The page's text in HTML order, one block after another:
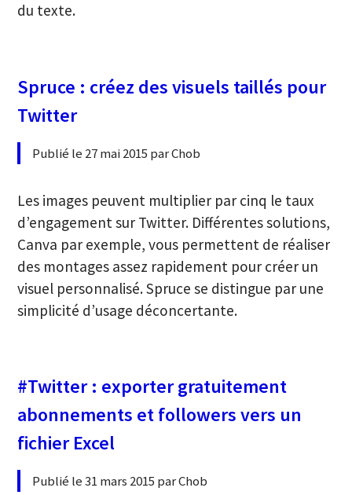
du texte.
Spruce : créez des visuels taillés pour
Twitter
Publié le 27 mai 2015 par Chob
Les images peuvent multiplier par cinq le taux
d’engagement sur Twitter. Différentes solutions,
Canva par exemple, vous permettent de réaliser
des montages assez rapidement pour créer un
visuel personnalisé. Spruce se distingue par une
simplicité d’usage déconcertante.
#Twitter : exporter gratuitement
abonnements et followers vers un
fichier Excel
Publié le 31 mars 2015 par Chob